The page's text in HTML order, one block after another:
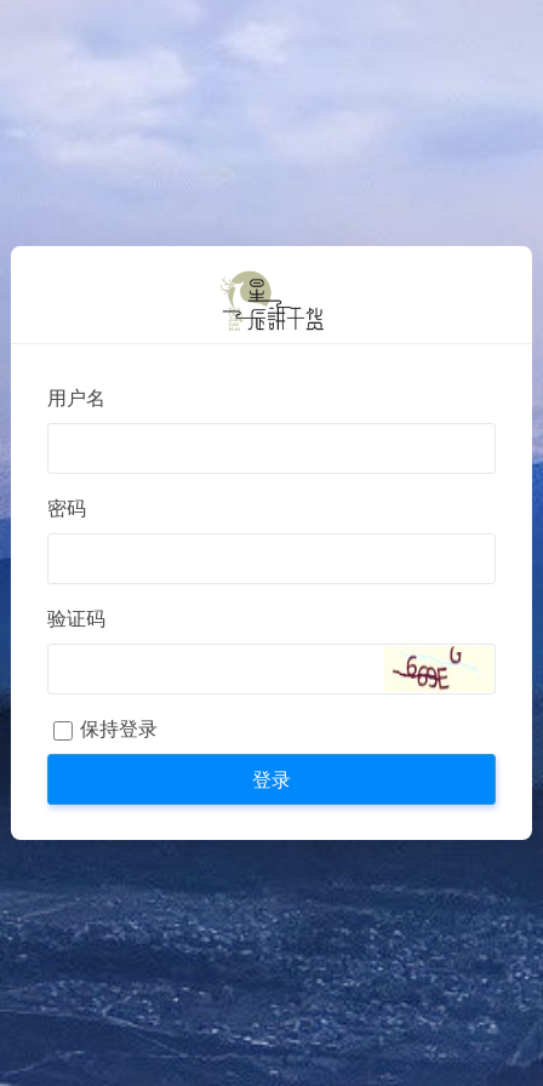
用户名
密码
验证码
保持登录